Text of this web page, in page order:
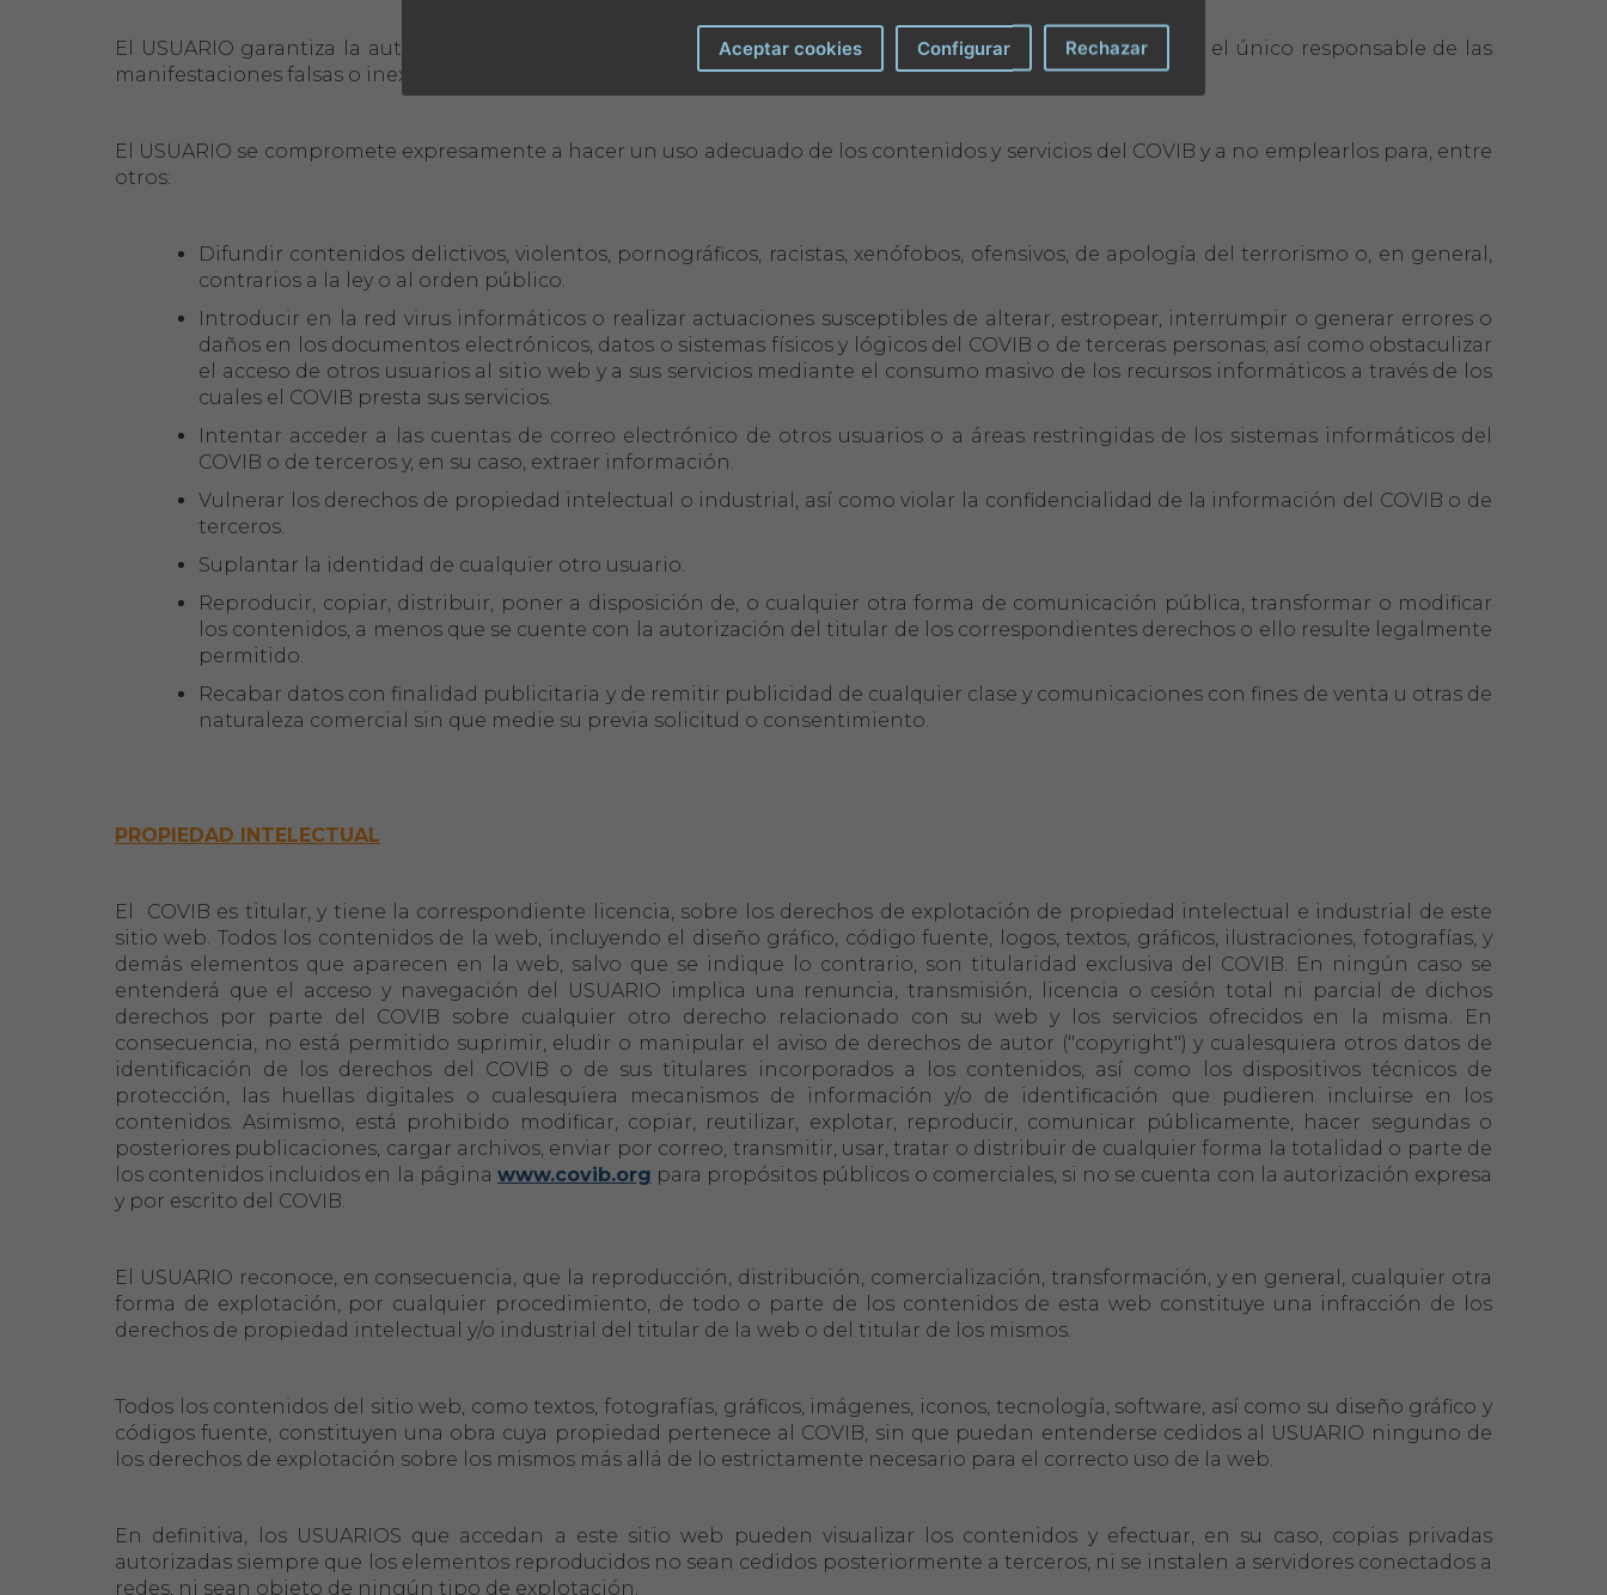
El USUARIO garantiza la autenticidad y actualidad de todos aquellos datos que comunique al COVIB y será el único responsable de las
manifestaciones falsas o inexactas que realice.
El USUARIO se compromete expresamente a hacer un uso adecuado de los contenidos y servicios del COVIB y a no emplearlos para, entre
otros:
Difundir contenidos delictivos, violentos, pornográficos, racistas, xenófobos, ofensivos, de apología del terrorismo o, en general,
contrarios a la ley o al orden público.
Introducir en la red virus informáticos o realizar actuaciones susceptibles de alterar, estropear, interrumpir o generar errores o
daños en los documentos electrónicos, datos o sistemas físicos y lógicos del COVIB o de terceras personas; así como obstaculizar
el acceso de otros usuarios al sitio web y a sus servicios mediante el consumo masivo de los recursos informáticos a través de los
cuales el COVIB presta sus servicios.
Intentar acceder a las cuentas de correo electrónico de otros usuarios o a áreas restringidas de los sistemas informáticos del
COVIB o de terceros y, en su caso, extraer información.
Vulnerar los derechos de propiedad intelectual o industrial, así como violar la confidencialidad de la información del COVIB o de
terceros.
Suplantar la identidad de cualquier otro usuario.
Reproducir, copiar, distribuir, poner a disposición de, o cualquier otra forma de comunicación pública, transformar o modificar
los contenidos, a menos que se cuente con la autorización del titular de los correspondientes derechos o ello resulte legalmente
permitido.
Recabar datos con finalidad publicitaria y de remitir publicidad de cualquier clase y comunicaciones con fines de venta u otras de
naturaleza comercial sin que medie su previa solicitud o consentimiento.
PROPIEDAD INTELECTUAL
El COVIB es titular, y tiene la correspondiente licencia, sobre los derechos de explotación de propiedad intelectual e industrial de este
sitio web. Todos los contenidos de la web, incluyendo el diseño gráfico, código fuente, logos, textos, gráficos, ilustraciones, fotografías, y
demás elementos que aparecen en la web, salvo que se indique lo contrario, son titularidad exclusiva del COVIB. En ningún caso se
entenderá que el acceso y navegación del USUARIO implica una renuncia, transmisión, licencia o cesión total ni parcial de dichos
derechos por parte del COVIB sobre cualquier otro derecho relacionado con su web y los servicios ofrecidos en la misma. En
consecuencia, no está permitido suprimir, eludir o manipular el aviso de derechos de autor ("copyright") y cualesquiera otros datos de
identificación de los derechos del COVIB o de sus titulares incorporados a los contenidos, así como los dispositivos técnicos de
protección, las huellas digitales o cualesquiera mecanismos de información y/o de identificación que pudieren incluirse en los
contenidos. Asimismo, está prohibido modificar, copiar, reutilizar, explotar, reproducir, comunicar públicamente, hacer segundas o
posteriores publicaciones, cargar archivos, enviar por correo, transmitir, usar, tratar o distribuir de cualquier forma la totalidad o parte de
los contenidos incluidos en la página www.covib.org para propósitos públicos o comerciales, si no se cuenta con la autorización expresa
y por escrito del COVIB.
El USUARIO reconoce, en consecuencia, que la reproducción, distribución, comercialización, transformación, y en general, cualquier otra
forma de explotación, por cualquier procedimiento, de todo o parte de los contenidos de esta web constituye una infracción de los
derechos de propiedad intelectual y/o industrial del titular de la web o del titular de los mismos.
Todos los contenidos del sitio web, como textos, fotografías, gráficos, imágenes, iconos, tecnología, software, así como su diseño gráfico y
códigos fuente, constituyen una obra cuya propiedad pertenece al COVIB, sin que puedan entenderse cedidos al USUARIO ninguno de
los derechos de explotación sobre los mismos más allá de lo estrictamente necesario para el correcto uso de la web.
En definitiva, los USUARIOS que accedan a este sitio web pueden visualizar los contenidos y efectuar, en su caso, copias privadas
autorizadas siempre que los elementos reproducidos no sean cedidos posteriormente a terceros, ni se instalen a servidores conectados a
redes, ni sean objeto de ningún tipo de explotación.
Aceptar cookies Configurar Rechazar